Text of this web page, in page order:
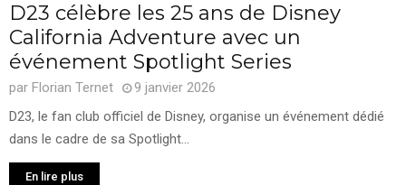
D23 célèbre les 25 ans de Disney
California Adventure avec un
événement Spotlight Series
par Florian Ternet
9 janvier 2026
D23, le fan club officiel de Disney, organise un événement dédié
dans le cadre de sa Spotlight...
En lire plus